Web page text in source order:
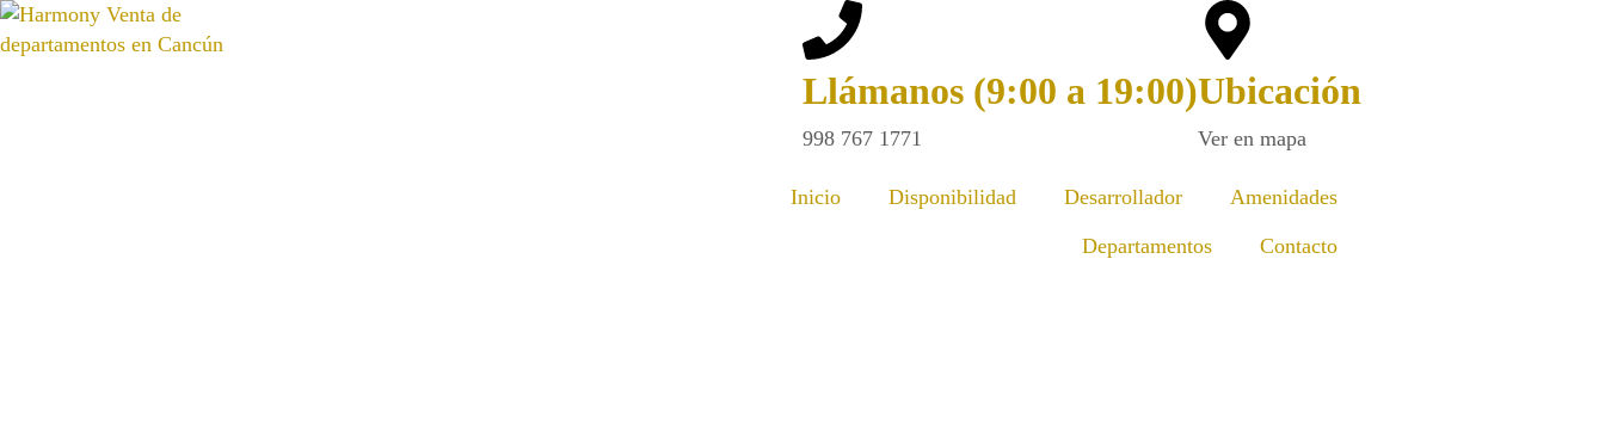
Llámanos (9:00 a 19:00)
998 767 1771
Ubicación
Ver en mapa
Inicio Disponibilidad Desarrollador Amenidades
Departamentos Contacto